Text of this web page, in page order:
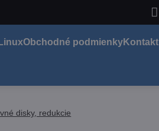
Obchodné podmienkyKontakt
disky, redukcie